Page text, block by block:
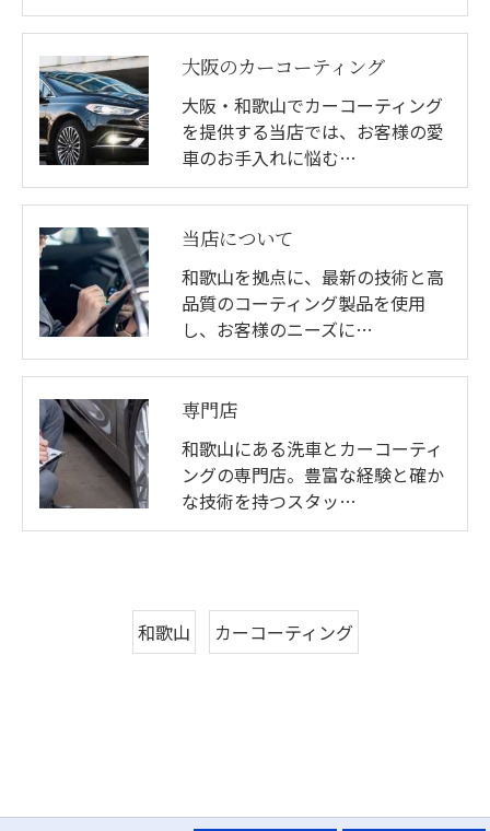
大阪のカーコーティング
大阪・和歌山でカーコーティング
を提供する当店では、お客様の愛
車のお手入れに悩む…
当店について
和歌山を拠点に、最新の技術と高
品質のコーティング製品を使用
し、お客様のニーズに…
専門店
和歌山にある洗車とカーコーティ
ングの専門店。豊富な経験と確か
な技術を持つスタッ…
和歌山 カーコーティング